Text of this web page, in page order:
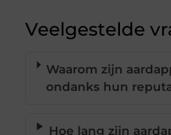
Veelgestelde
Waarom zijn
ondanks hun
Hoe lang zijn